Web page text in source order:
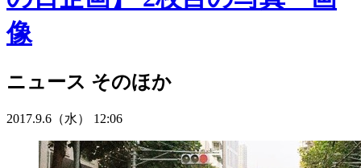
像
ニュース そのほか
2017.9.6（水） 12:06